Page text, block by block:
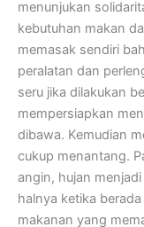
menunjukan
kebutuhan makan
memasak sendiri
peralatan dan
seru jika dilakukan
mempersiapkan
dibawa. Kemudian
cukup menantang.
angin, hujan
halnya ketika
makanan yang